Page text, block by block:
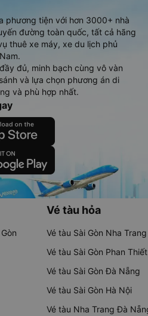
phương tiện với hơn 3000+ nhà
đường toàn quốc, tất cả hãng
thuê xe máy, xe du lịch phủ
đủ, minh bạch cùng vô vàn
và lựa chọn phương án di
và phù hợp nhất.
Vé tàu hỏa
Vé tàu Sài Gòn Nha Trang
Vé tàu Sài Gòn Phan Thiết
Vé tàu Sài Gòn Đà Nẵng
Vé tàu Sài Gòn Hà Nội
Vé tàu Nha Trang Đà